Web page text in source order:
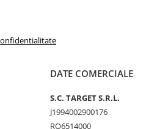
DATE COMERCIALE
S.C. TARGET S.R.L.
J1994002900176
RO6514000